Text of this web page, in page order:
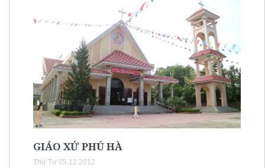
GIÁO XỨ PHÚ HÀ
Thứ Tư 05.12.2012